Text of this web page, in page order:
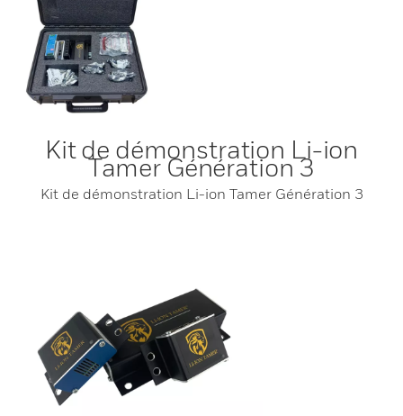
Kit de démonstration Li-ion
Tamer Génération 3
Kit de démonstration Li-ion Tamer Génération 3